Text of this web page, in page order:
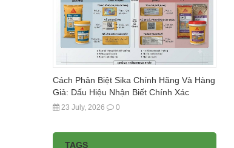
Cách Phân Biệt Sika Chính Hãng Và Hàng
Giả: Dấu Hiệu Nhận Biết Chính Xác
23 July, 2026 0
TAGS